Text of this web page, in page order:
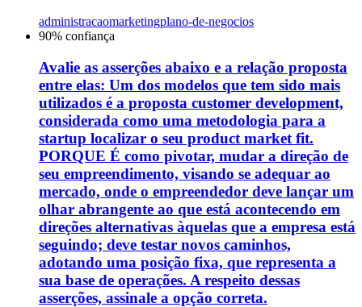
administracaomarketingplano-de-negocios
90% confiança
Avalie as asserções abaixo e a relação proposta
entre elas: Um dos modelos que tem sido mais
utilizados é a proposta customer development,
considerada como uma metodologia para a
startup localizar o seu product market fit.
PORQUE É como pivotar, mudar a direção de
seu empreendimento, visando se adequar ao
mercado, onde o empreendedor deve lançar um
olhar abrangente ao que está acontecendo em
direções alternativas àquelas que a empresa está
seguindo; deve testar novos caminhos,
adotando uma posição fixa, que representa a
sua base de operações. A respeito dessas
asserções, assinale a opção correta.